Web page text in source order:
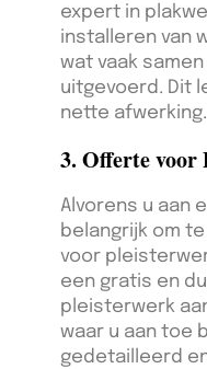
expert in
installeren van
wat vaak
uitgevoerd. Dit
nette afwerking.
3. Offerte voor
Alvorens u aan
belangrijk om
voor
een gratis en
pleisterwerk
waar u aan toe
gedetailleerd